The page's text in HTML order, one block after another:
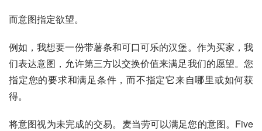
而意图指定欲望。
例如，我想要一份带薯条和可口可乐的汉堡。作为买家，我
们表达意图，允许第三方以交换价值来满足我们的愿望。您
指定您的要求和满足条件，而不指定它来自哪里或如何获
得。
将意图视为未完成的交易。麦当劳可以满足您的意图。Five